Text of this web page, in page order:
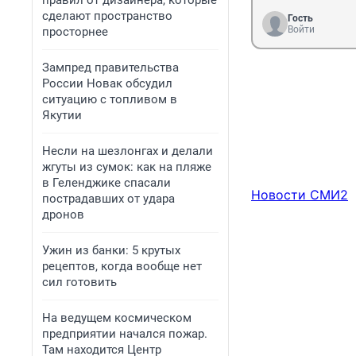
сделают пространство
просторнее
Зампред правительства
России Новак обсудил
ситуацию с топливом в
Якутии
Несли на шезлонгах и делали
жгуты из сумок: как на пляже
в Геленджике спасали
пострадавших от удара
дронов
Ужин из банки: 5 крутых
рецептов, когда вообще нет
сил готовить
На ведущем космическом
предприятии начался пожар.
Там находится Центр
Гость
Войти
Новости СМИ2